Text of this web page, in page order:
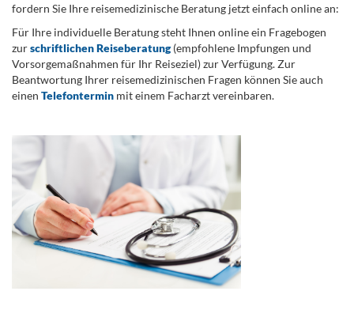
fordern Sie Ihre reisemedizinische Beratung jetzt einfach online an:
Für Ihre individuelle Beratung steht Ihnen online ein Fragebogen
zurschriftlichen Reiseberatung(empfohlene Impfungen und
Vorsorgemaßnahmen für Ihr Reiseziel) zur Verfügung. Zur
Beantwortung Ihrer reisemedizinischen Fragen können Sie auch
einen Telefontermin mit einem Facharzt vereinbaren.